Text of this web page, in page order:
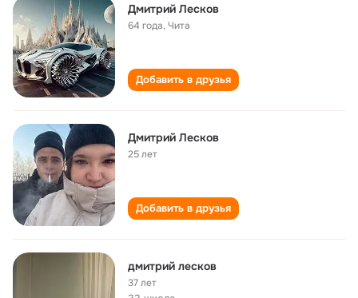
Дмитрий Лесков
64 года,Чита
Добавить в друзья
Дмитрий Лесков
25 лет
Добавить в друзья
дмитрий лесков
37 лет